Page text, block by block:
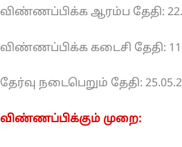
விண்ணப்பிக்க ஆரம்ப தேதி:
விண்ணப்பிக்க கடைசி தேதி:
தேர்வு நடைபெறும் தேதி:
விண்ணப்பிக்கும் முறை: